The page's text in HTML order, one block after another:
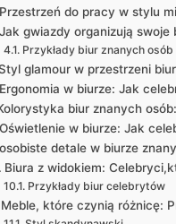
Przestrzeń do pracy w ‍stylu
Jak gwiazdy organizują swoje
Przykłady biur znanych osób
glamour w przestrzeni
Ergonomia w⁤ biurze: Jak
biur znanych
Oświetlenie w biurze: Jak​
osobiste detale‍ w biurze
Biura z ‌widokiem:
Przykłady‌ biur celebrytów
Meble, ⁣które czynią różnicę: